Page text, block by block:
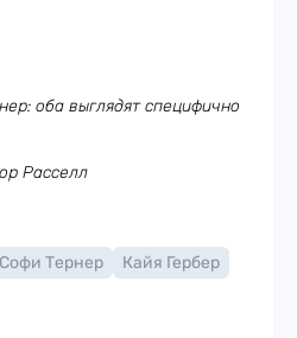
оба выглядят специфично
Расселл
Софи Тернер
Кайя Гербер